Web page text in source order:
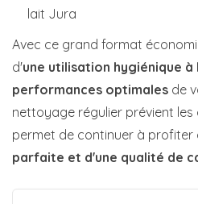
lait Jura
Avec ce grand format
d'une utilisation hygiénique
performances optimales de
nettoyage régulier prévient
permet de continuer à profiter
parfaite et d'une qualité de